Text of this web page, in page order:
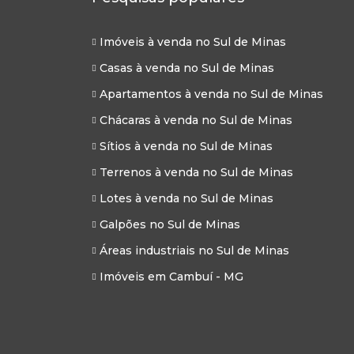
Imóveis à venda no Sul de Minas
Casas à venda no Sul de Minas
Apartamentos à venda no Sul de Minas
Chácaras à venda no Sul de Minas
Sítios à venda no Sul de Minas
Terrenos à venda no Sul de Minas
Lotes à venda no Sul de Minas
Galpões no Sul de Minas
Áreas industriais no Sul de Minas
Imóveis em Cambuí - MG